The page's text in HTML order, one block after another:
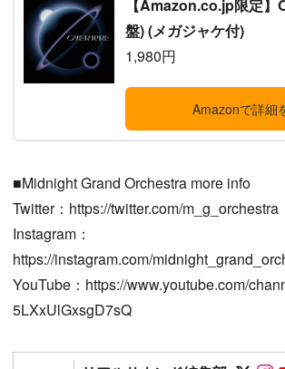
【Amazon.co.jp限定
盤) (メガジャケ付)
1,980円
Amazonで詳細
■Midnight Grand Orchestra more info
Twitter：https://twitter.com/m_g_orchestra
Instagram：
https://instagram.com/
YouTube：https://www.youtube.com/
5LXxUlGxsgD7sQ